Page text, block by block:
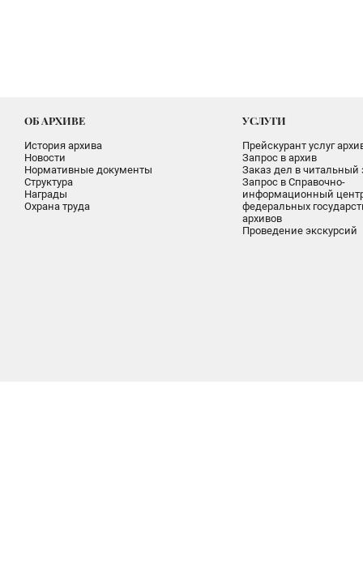
ОБ АРХИВЕ
История архива
Новости
Нормативные документы
Структура
Награды
Охрана труда
УСЛУГИ
Прейскурант услуг
Запрос в архив
Заказ дел в читальный
Запрос в Справочно-
информационный
федеральных
архивов
Проведение экскурсий